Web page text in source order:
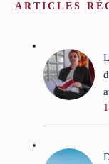
ARTICLES